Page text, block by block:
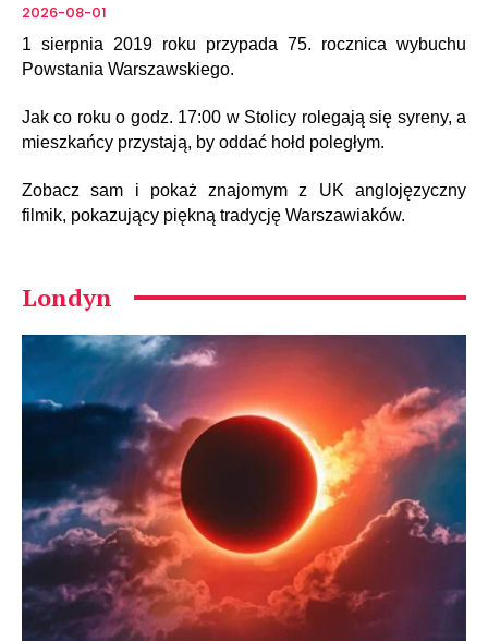
2026-08-01
1 sierpnia 2019 roku przypada 75. rocznica wybuchu
Powstania Warszawskiego.
Jak co roku o godz. 17:00 w Stolicy rolegają się syreny, a
mieszkańcy przystają, by oddać hołd poległym.
Zobacz sam i pokaż znajomym z UK anglojęzyczny
filmik, pokazujący piękną tradycję Warszawiaków.
Londyn